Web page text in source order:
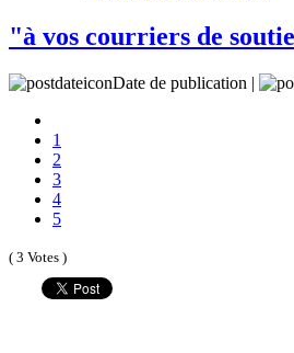
"à vos courriers de
Date de publication |
1
2
3
4
5
( 3 Votes )